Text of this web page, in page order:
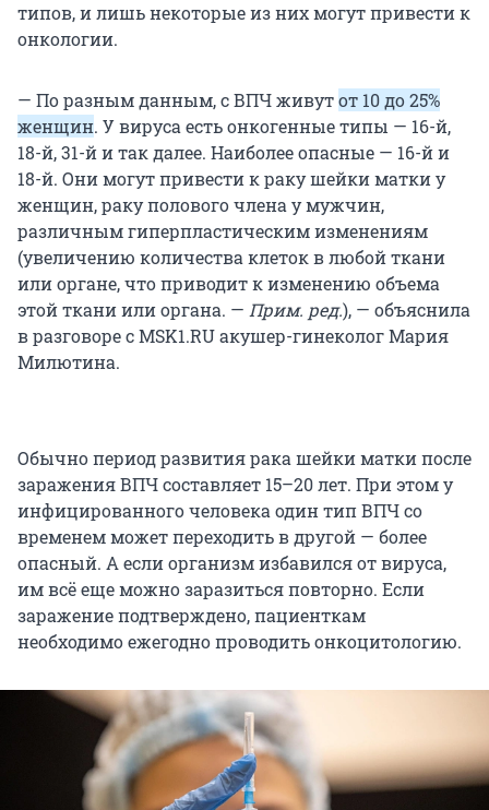
типов, и лишь некоторые из них могут привести к
онкологии.
— По разным данным, с ВПЧ живутот 10 до 25%
женщин. У вируса есть онкогенные типы — 16-й,
18-й, 31-й и так далее. Наиболее опасные — 16-й и
18-й. Они могут привести к раку шейки матки у
женщин, раку полового члена у мужчин,
различным гиперпластическим изменениям
(увеличению количества клеток в любой ткани
или органе, что приводит к изменению объема
этой ткани или органа. — Прим. ред.), — объяснила
в разговоре с MSK1.RU акушер-гинеколог Мария
Милютина.
Обычно период развития рака шейки матки после
заражения ВПЧ составляет 15–20 лет. При этом у
инфицированного человека один тип ВПЧ со
временем может переходить в другой — более
опасный. А если организм избавился от вируса,
им всё еще можно заразиться повторно. Если
заражение подтверждено, пациенткам
необходимо ежегодно проводить онкоцитологию.